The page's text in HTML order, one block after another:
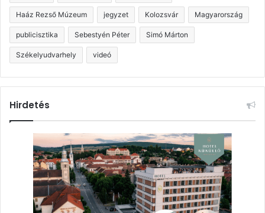
Haáz Rezső Múzeum jegyzet Kolozsvár Magyarország
publicisztika Sebestyén Péter Simó Márton
Székelyudvarhely videó
Hirdetés